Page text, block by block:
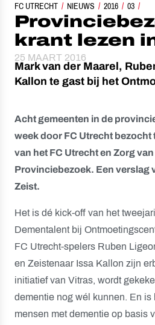
FC UTRECHT NIEUWS 2016 03
PROVINCIEBEZOEK: DE
krant lezen
25 MAART 2016
Mark van der Maarel,
Kallon te gast bij het
Acht gemeenten in de
week door FC Utrecht bezocht
van het FC Utrecht en Zorg
Provinciebezoek. Een verslag
Zeist.
Het is dé kick-off van het
Dementalent bij
FC Utrecht-spelers Ruben
en Zeistenaar Issa Kallon zijn
initiatief van Vitras, wordt
dementie nog wél kunnen. En is
mensen met dementie op basis